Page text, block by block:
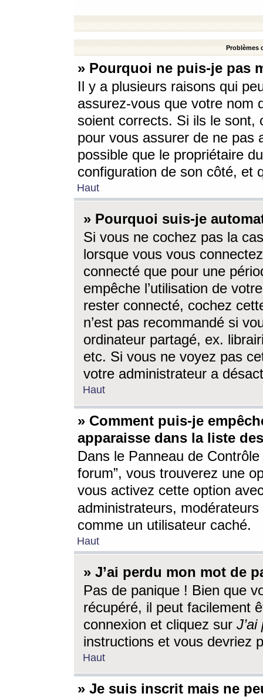
Problèmes
» Pourquoi ne puis-je pas
Il y a plusieurs raisons qui
assurez-vous que votre nom
soient corrects. Si ils le sont,
pour vous assurer de ne pas
possible que le propriétaire
configuration de son côté, et
Haut
» Pourquoi suis-je
Si vous ne cochez pas la
lorsque vous vous
connecté que pour une
empêche l’utilisation de
rester connecté, cochez
n’est pas recommandé si
ordinateur partagé, ex.
etc. Si vous ne voyez pas
votre administrateur a
Haut
» Comment puis-je
apparaisse dans la liste
Dans le Panneau de
forum”, vous trouverez une
vous activez cette option
administrateurs,
comme un utilisateur caché.
Haut
» J’ai perdu mon mot de
Pas de panique ! Bien que
récupéré, il peut facilement
connexion et cliquez sur
instructions et vous devriez
Haut
» Je suis inscrit mais ne